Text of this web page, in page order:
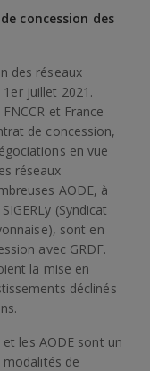
concession des
des réseaux
1er juillet 2021.
et France
de concession,
en vue
réseaux
AODE, à
(Syndicat
sont en
avec GRDF.
la mise en
déclinés
les AODE sont un
de